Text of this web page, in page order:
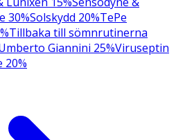
30%Solskydd 20%TePe
Tillbaka till sömnrutinerna
Giannini 25%Viruseptin
20%